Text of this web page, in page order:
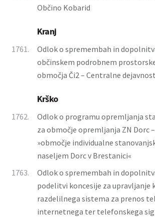
Občino Kobarid
Kranj
1761.
Odlok o spremembah in
občinskem podrobnem
območja Či2 – Centralne
Krško
1762.
Odlok o programu opremljanja
za območje opremljanja ZN Dorc
»območje individualne
naseljem Dorc v Brestanici«
1763.
Odlok o spremembah in
podelitvi koncesije za upravljanje
razdelilnega sistema za prenos
internetnega ter telefonskega